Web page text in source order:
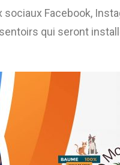
Facebook,
qui seront